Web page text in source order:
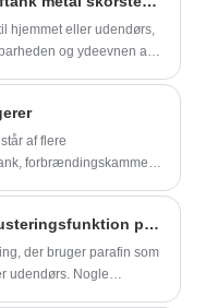
tænde den hele natten.
hjemmet eller udendørs,
og ydeevnen af
ideel løsning til både
opvarmer et værksted,
årstider, sikrer denne
af flere
forbrændingskammer,
en stor mængde
Hvad er fordelene ved en højdejusteringsfunktion på en parafinensvarmer?
der bruger parafin som
udendørs. Nogle